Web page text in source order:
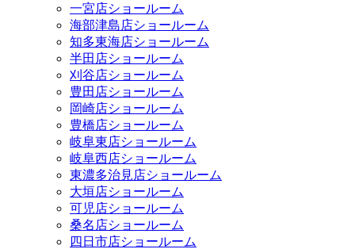
一宮店ショールーム
海部津島店ショールーム
知多東海店ショールーム
半田店ショールーム
刈谷店ショールーム
豊田店ショールーム
岡崎店ショールーム
豊橋店ショールーム
岐阜東店ショールーム
岐阜西店ショールーム
東濃多治見店ショールーム
大垣店ショールーム
可児店ショールーム
桑名店ショールーム
四日市店ショールーム